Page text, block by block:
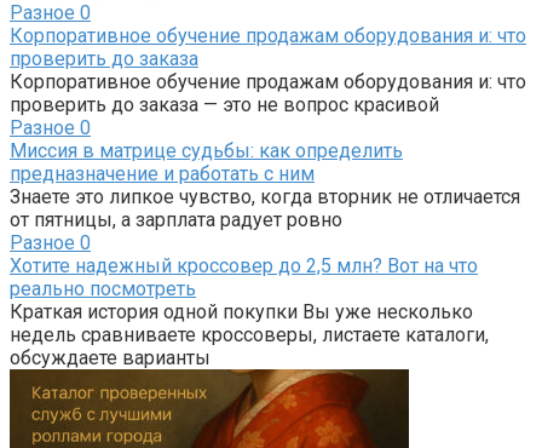
Разное 0
Корпоративное обучение продажам оборудования и: что
проверить до заказа
Корпоративное обучение продажам оборудования и: что
проверить до заказа — это не вопрос красивой
Разное 0
Миссия в матрице судьбы: как определить
предназначение и работать с ним
Знаете это липкое чувство, когда вторник не отличается
от пятницы, а зарплата радует ровно
Разное 0
Хотите надежный кроссовер до 2,5 млн? Вот на что
реально посмотреть
Краткая история одной покупки Вы уже несколько
недель сравниваете кроссоверы, листаете каталоги,
обсуждаете варианты